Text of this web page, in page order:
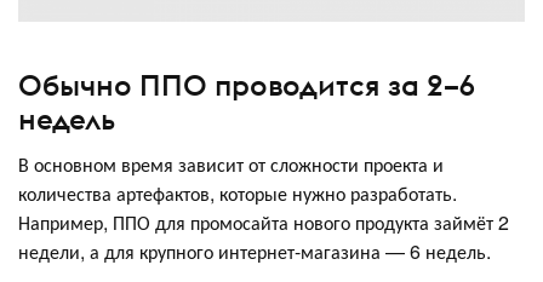
Обычно ППО проводится за 2–6
недель
В основном время зависит от сложности проекта и
количества артефактов, которые нужно разработать.
Например, ППО для промосайта нового продукта займёт 2
недели, а для крупного интернет-магазина — 6 недель.